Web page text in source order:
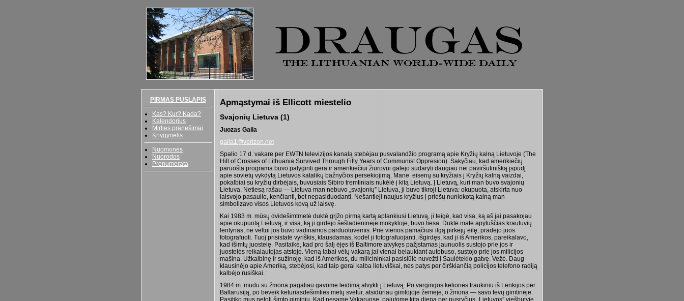
PIRMAS PUSLAPIS
Kas? Kur? Kada?
Kalendorius
Mirties pranešimai
Knygynėlis
Nuomonės
Nuorodos
Prenumerata
Apmąstymai iš Ellicott miestelio
Svajonių Lietuva (1)
Juozas Gaila
gaila1@verizon.net
Spalio 17 d. vakare per EWTN televizijos kanalą stebėjau pusvalandžio programą apie Kryžių kalną Lietuvoje (The
Hill of Crosses of Lithuania Survived Through Fifty Years of Communist Oppresion). Sakyčiau, kad amerikiečių
paruošta programa buvo palyginti gera ir amerikiečiui žiūrovui galėjo sudaryti daugiau nei paviršutinišką įspūdį
apie sovietų vykdytą Lietuvos katalikų bažnyčios persekiojimą. Mane eisenų su kryžiais į Kryžių kalną vaizdai,
pokalbiai su kryžių dirbėjais, buvusiais Sibiro tremtiniais nukėlė į kitą Lietuvą. Į Lietuvą, kuri man buvo svajonių
Lietuva. Netiesą rašau — Lietuva man nebuvo „svajonių” Lietuva, ji buvo tikroji Lietuva: okupuota, atskirta nuo
laisvojo pasaulio, kenčianti, bet nepasiduodanti. Nešantieji naujus kryžius į priešų nuniokotą kalną man
simbolizavo visos Lietuvos kovą už laisvę.
Kai 1983 m. mūsų dvidešimtmetė duktė grįžo pirmą kartą aplankiusi Lietuvą, ji teigė, kad visa, ką aš jai pasakojau
apie okupuotą Lietuvą, ir visa, ką ji girdėjo šeštadieninėje mokykloje, buvo tiesa. Duktė matė apytuščias krautuvių
lentynas, ne veltui jos buvo vadinamos parduotuvėmis. Prie vienos pamačiusi ilgą pirkėjų eilę, pradėjo juos
fotografuoti. Tuoj prisistatė vyriškis, klausdamas, kodėl ji fotografuojanti, išgirdęs, kad ji iš Amerikos, pareikalavo,
kad išimtų juostelę. Pasitaikė, kad pro šalį ėjęs iš Baltimore atvykęs pažįstamas jaunuolis sustojo prie jos ir
juostelės reikalautojas atstojo. Vieną labai vėlų vakarą jai vienai belaukiant autobuso, sustojo prie jos milicijos
mašina. Užkalbinę ir sužinoję, kad iš Amerikos, du milicininkai pasisiūlė nuvežti į Saulėtekio gatvę. Vežė. Daug
klausinėjo apie Ameriką, stebėjosi, kad taip gerai kalba lietuviškai, nes patys per čirškiančią policijos telefono radiją
kalbėjo rusiškai.
1984 m. mudu su žmona pagaliau gavome leidimą atvykti į Lietuvą. Po vargingos kelionės traukiniu iš Lenkijos per
Baltarusiją, po beveik keturiasdešimties metų svetur, atsidūriau gimtojoje žemėje, o žmona — savo tėvų gimtinėje.
Pasitiko mus netoli šimto giminių. Kad nesame Vakaruose, pajutome kitą dieną per pusryčius „Lietuvos” viešbutyje.